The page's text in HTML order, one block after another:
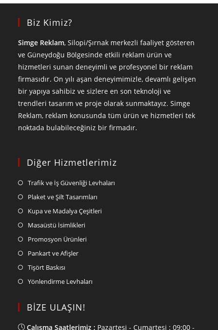
Biz Kimiz?
Simge Reklam, Silopi/Şırnak merkezli faaliyet gösteren
ve Güneydoğu Bölgesinde etkili reklam ürün ve
hizmetleri sunan deneyimli ve profesyonel bir reklam
firmasıdır. On yılı aşan deneyimimizle, devamlı gelişen
bir yapıya sahibiz ve sizlere en son teknoloji ve
trendleri tasarım ve proje olarak sunmaktayız. Simge
Reklam, reklam konusunda tüm ürün ve hizmetleri tek
noktada bulabileceğiniz bir firmadır.
Diğer Hizmetlerimiz
Trafik ve İş Güvenliği Levhaları
Plaket ve Şilt Tasarımları
Kupa ve Madalya Çeşitleri
Masaüstü İsimlikleri
Promosyon Ürünleri
Pankart ve Afişler
Tişört Baskısı
Yönlendirme Levhaları
BİZE ULAŞIN!
Çalışma Saatlerimiz : Pazartesi - Cumartesi : 09:00 -